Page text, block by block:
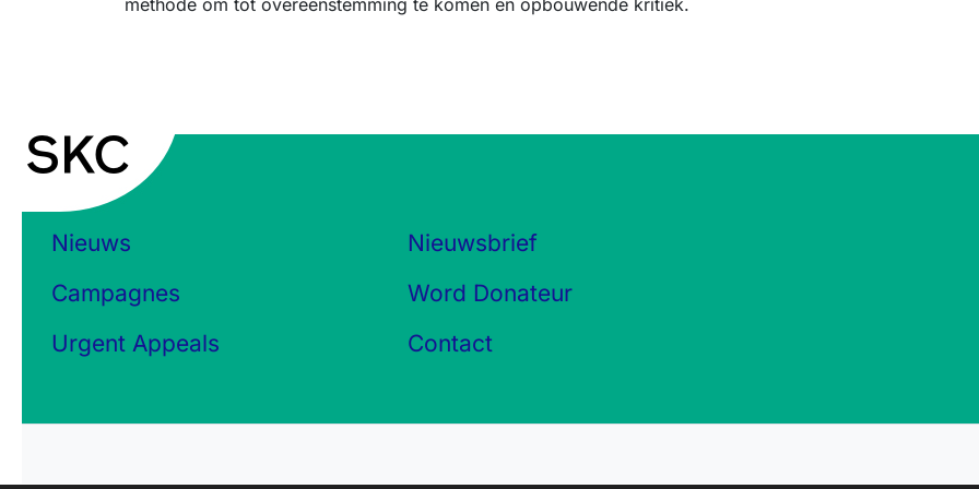
methode om tot overeenstemming te komen en opbouwende kritiek.
Nieuws
Campagnes
Urgent Appeals
Nieuwsbrief
Word Donateur
Contact